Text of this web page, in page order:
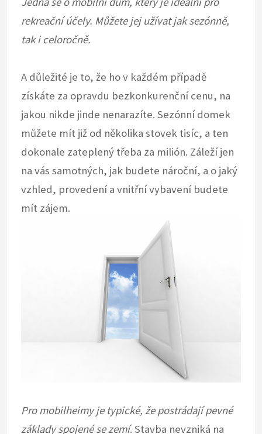
rekreační účely. Můžete jej užívat jak sezónně,
tak i celoročně.
A důležité je to, že ho v každém případě
získáte za opravdu bezkonkurenční cenu, na
jakou nikde jinde nenarazíte. Sezónní domek
můžete mít již od několika stovek tisíc, a ten
dokonale zateplený třeba za milión. Záleží jen
na vás samotných, jak budete nároční, a o jaký
vzhled, provedení a vnitřní vybavení budete
mít zájem.
Pro mobilheimy je typické, že postrádají pevné
základy spojené se zemí. Stavba nevzniká na